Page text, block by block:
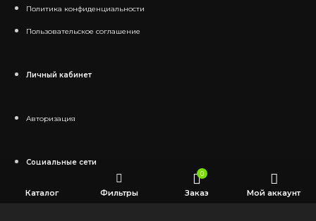
Политика конфиденциальности
Пользовательское соглашение
Личный кабинет
Авторизация
Социальные сети
Каталог Фильтры
0
Заказ Мой аккаунт